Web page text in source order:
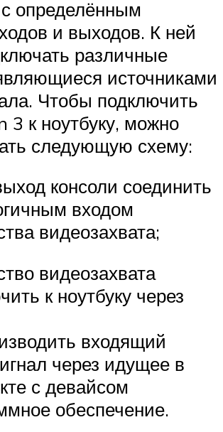
определённым
и выходов. К ней
различные
источниками
Чтобы подключить
3 к ноутбуку, можно
следующую схему​:
консоли соединить
входом
видеозахвата;
видеозахвата
к ноутбуку через
входящий
через идущее в
с девайсом
обеспечение​.